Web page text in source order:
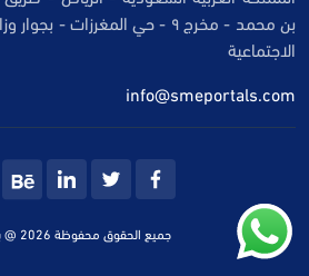
بن محمد - مخرج ٩ - حي المغرزات -
الاجتماعية
info@smeportals.com
جميع الحقوق محفوظة 2026 @ بورتالس